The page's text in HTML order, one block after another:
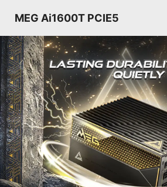
MEG Ai1600T PCIE5